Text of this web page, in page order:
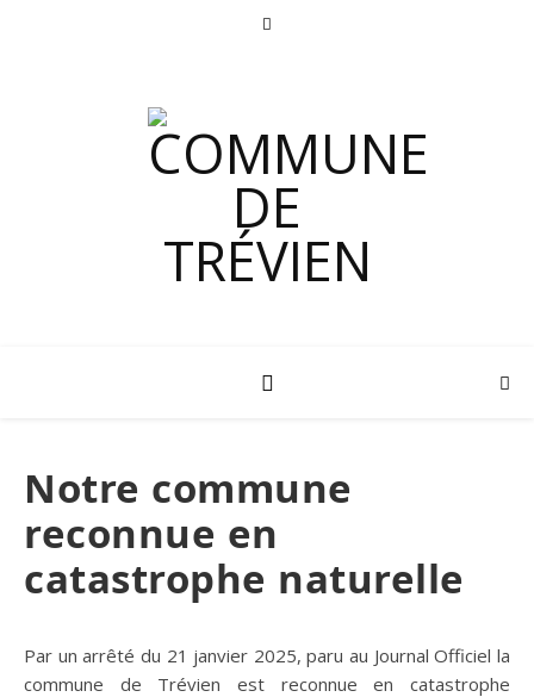
Notre commune
reconnue en
catastrophe naturelle
Par un arrêté du 21 janvier 2025, paru au Journal Officiel la
commune de Trévien est reconnue en catastrophe